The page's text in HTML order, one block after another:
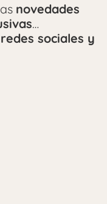
novedades
…
sociales y